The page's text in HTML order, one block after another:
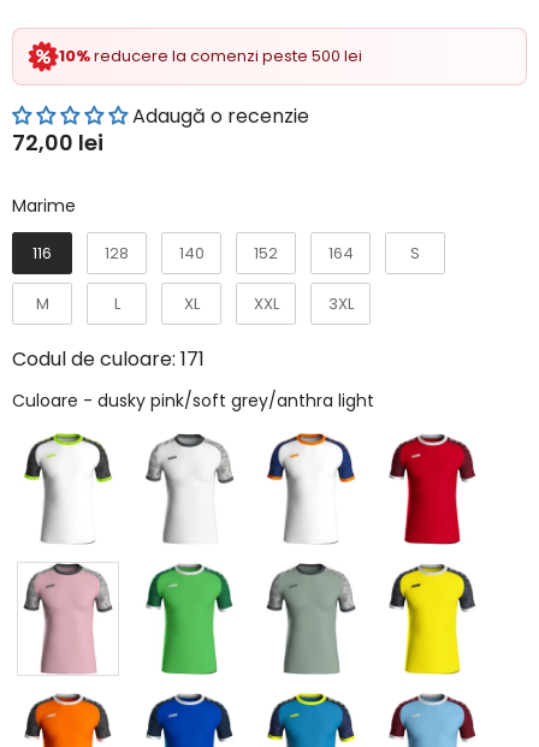
10%reducere la comenzi peste 500 lei
Adaugă o recenzie
72,00 lei
Marime
116 128 140 152 164 S
M L XL XXL 3XL
Codul de culoare: 171
Culoare - dusky pink/soft grey/anthra light